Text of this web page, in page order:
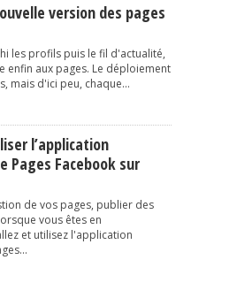
version des pages
les profils puis le fil d'actualité,
enfin aux pages. Le déploiement
mais d'ici peu, chaque...
l’application
Pages Facebook sur
de vos pages, publier des
vous êtes en
et utilisez l'application